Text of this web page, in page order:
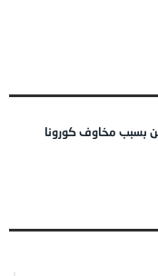
بسبب مخاوف كورونا